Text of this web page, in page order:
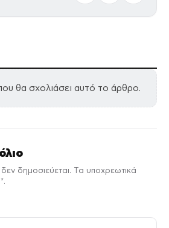
θα σχολιάσει αυτό το άρθρο.
δημοσιεύεται. Τα υποχρεωτικά